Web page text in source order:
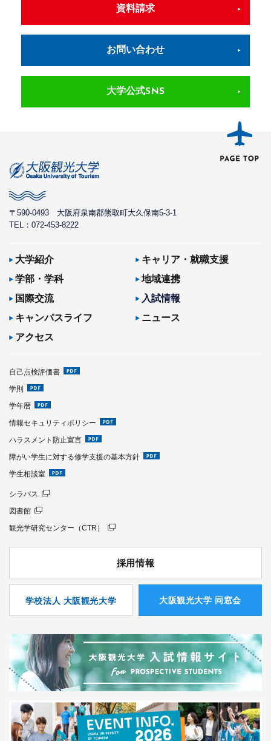
資料請求
お問い合わせ
大学公式SNS
〒590-0493 大阪府泉南郡熊取町大久保南5-3-1
TEL：072-453-8222
大学紹介
キャリア・就職支援
学部・学科
地域連携
国際交流
入試情報
キャンパスライフ
ニュース
アクセス
自己点検評価書
学則
学年暦
情報セキュリティポリシー
ハラスメント防止宣言
障がい学生に対する修学支援の基本方針
学生相談室
シラバス
図書館
観光学研究センター（CTR）
採用情報
学校法人 大阪観光大学 ⼤阪観光⼤学 同窓会